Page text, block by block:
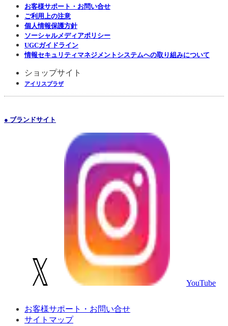
お客様サポート・お問い合せ
ご利用上の注意
個人情報保護方針
ソーシャルメディアポリシー
UGCガイドライン
情報セキュリティマネジメントシステムへの取り組みについて
ショップサイト
アイリスプラザ
● ブランドサイト
YouTube
お客様サポート・お問い合せ
サイトマップ